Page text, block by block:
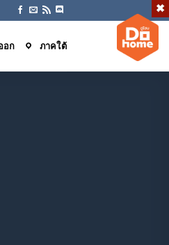
อก ภาคใต้